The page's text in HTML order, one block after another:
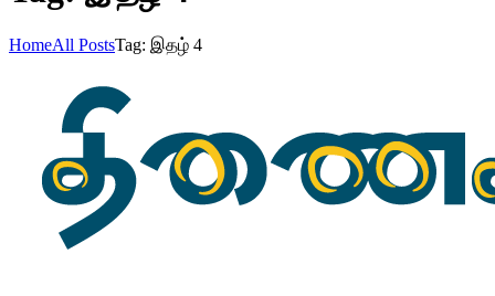
HomeAll PostsTag: இதழ் 4